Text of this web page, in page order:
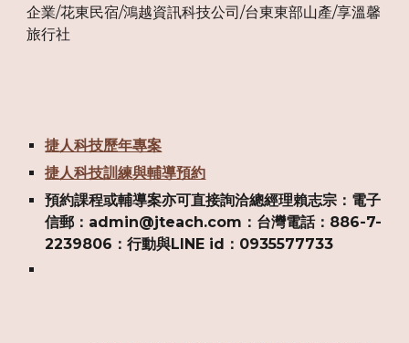
企業/花東民宿/鴻越資訊科技公司/台東東部山產/享溫馨
旅行社
捷人科技歷年專案
捷人科技訓練與輔導預約
預約課程或輔導案亦可直接詢洽總經理賴志宗：電子
信郵：admin@jteach.com：台灣電話：886-7-
2239806：行動與LINE id：0935577733